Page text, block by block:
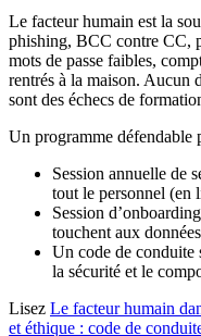
Le facteur humain est la
phishing, BCC contre CC,
mots de passe faibles,
rentrés à la maison. Aucun
sont des échecs de
Un programme défendable
Session annuelle de
tout le personnel (en
Session
touchent aux
Un code de conduite
la sécurité et le
Lisez Le facteur humain
et éthique : code de